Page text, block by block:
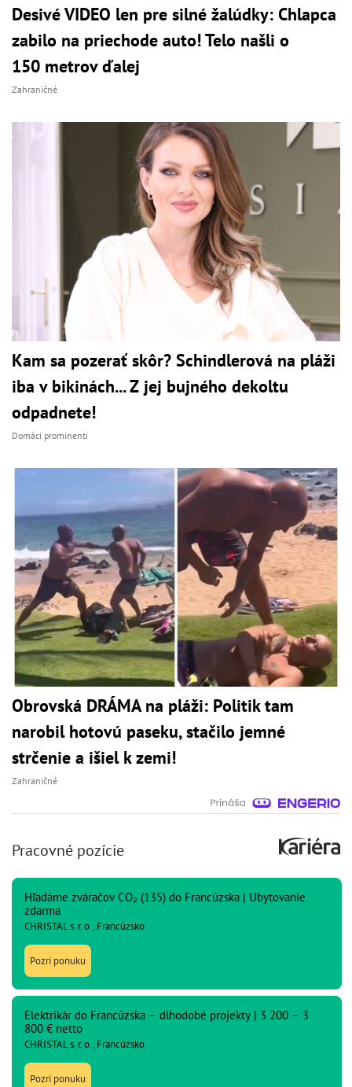
Desivé VIDEO len pre silné žalúdky: Chlapca
zabilo na priechode auto! Telo našli o
150 metrov ďalej
Zahraničné
Kam sa pozerať skôr? Schindlerová na pláži
iba v bikinách... Z jej bujného dekoltu
odpadnete!
Domáci prominenti
Obrovská DRÁMA na pláži: Politik tam
narobil hotovú paseku, stačilo jemné
strčenie a išiel k zemi!
Zahraničné
Pracovné pozície
Hľadáme zváračov CO₂ (135) do Francúzska | Ubytovanie
zdarma
CHRISTAL s. r. o., Francúzsko
Pozri ponuku
Elektrikár do Francúzska – dlhodobé projekty | 3 200 – 3
800 € netto
CHRISTAL s. r. o., Francúzsko
Pozri ponuku